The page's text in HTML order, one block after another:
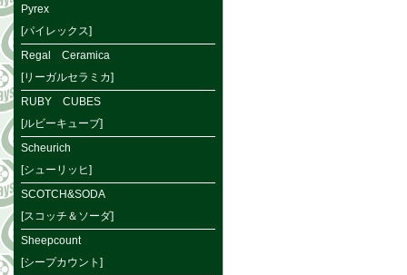
Pyrex
[パイレックス]
Regal Ceramica
[リーガルセラミカ]
RUBY CUBES
[ルビーキューブ]
Scheurich
[シューリッヒ]
SCOTCH&SODA
[スコッチ＆ソーダ]
Sheepcount
[シープカウント]